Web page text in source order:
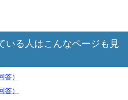
いる人はこんなページも見
答）
答）